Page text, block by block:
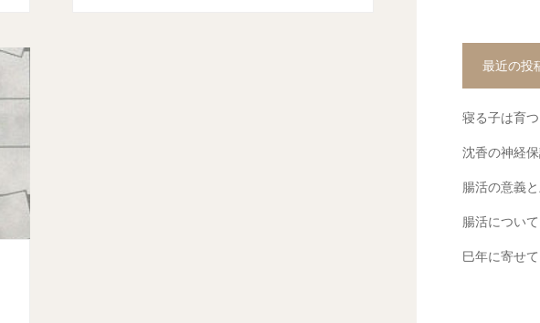
最近の投
寝る子は育つ
沈香の神経
腸活の意義
腸活について
巳年に寄せて